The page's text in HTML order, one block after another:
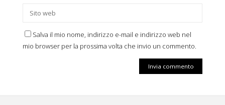
Salva il mio nome, indirizzo e-mail e indirizzo web nel
mio browser per la prossima volta che invio un commento.